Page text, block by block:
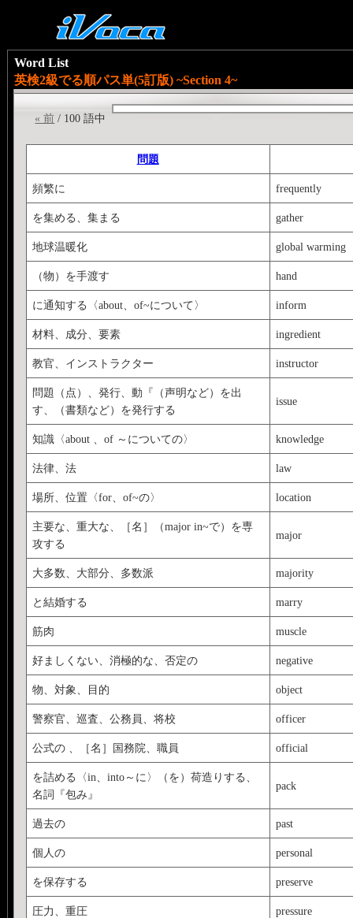
Word List
英検2級でる順パス単(5訂版) ~Section 4~
« 前 / 100 語中
問題
頻繁に frequently
を集める、集まる gather
地球温暖化 global warming
（物）を手渡す hand
に通知する〈about、of~について〉 inform
材料、成分、要素 ingredient
教官、インストラクター instructor
問題（点）、発行、動『（声明など）を出
す、（書類など）を発行する
issue
知識〈about 、of ～についての〉 knowledge
法律、法 law
場所、位置〈for、of~の〉 location
主要な、重大な、［名］（major in~で）を専
攻する
major
大多数、大部分、多数派 majority
と結婚する marry
筋肉 muscle
好ましくない、消極的な、否定の negative
物、対象、目的 object
警察官、巡査、公務員、将校 officer
公式の 、［名］国務院、職員 official
を詰める〈in、into～に〉（を）荷造りする、
名詞『包み』
pack
過去の past
個人の personal
を保存する preserve
圧力、重圧 pressure